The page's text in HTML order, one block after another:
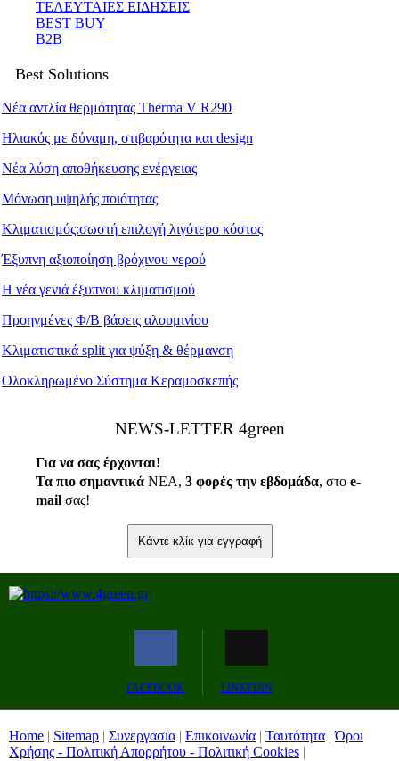
ΤΕΛΕΥΤΑΙΕΣ ΕΙΔΗΣΕΙΣ
BEST BUY
B2B
Best Solutions
Νέα αντλία θερμότητας Therma V R290
Ηλιακός με δύναμη, στιβαρότητα και design
Νέα λύση αποθήκευσης ενέργειας
Μόνωση υψηλής ποιότητας
Κλιματισμός:σωστή επιλογή λιγότερο κόστος
Έξυπνη αξιοποίηση βρόχινου νερού
Η νέα γενιά έξυπνου κλιματισμού
Προηγμένες Φ/Β βάσεις αλουμινίου
Κλιματιστικά split για ψύξη & θέρμανση
Ολοκληρωμένο Σύστημα Κεραμοσκεπής
ΝEWS-LETTER 4green
Για να σας έρχονται!
Τα πιο σημαντικά ΝΕΑ, 3 φορές την εβδομάδα, στο e-
mail σας!
Κάντε κλίκ για εγγραφή
FACEBOOK LINKEDIN
Home | Sitemap | Συνεργασία | Επικοινωνία | Ταυτότητα |Όροι
Χρήσης - Πολιτική Απορρήτου - Πολιτική Cookies |